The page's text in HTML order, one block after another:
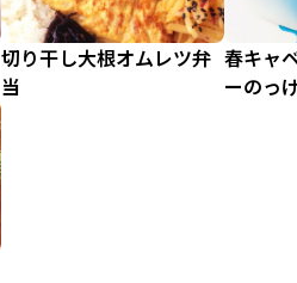
切り干し大根オムレツ弁
当
春キャ
ーのっ